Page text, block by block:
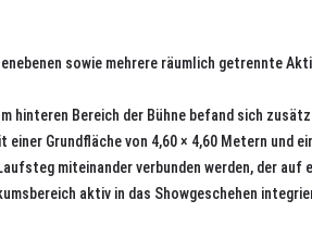
sowie mehrere räumlich getrennte
hinteren Bereich der Bühne befand sich
Grundfläche von 4,60 × 4,60 Metern und
miteinander verbunden werden, der auf
aktiv in das Showgeschehen